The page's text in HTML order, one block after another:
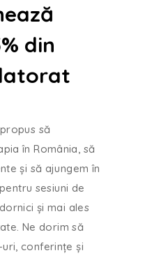
din
să
în România, să
și să ajungem în
sesiuni de
și mai ales
Ne dorim să
conferințe și